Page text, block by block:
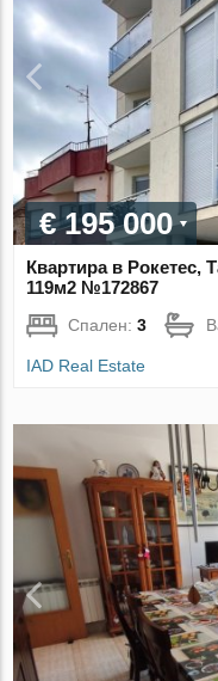
€ 195 000
Квартира в Рокетес,
119м2 №172867
Спален:3
IAD Real Estate